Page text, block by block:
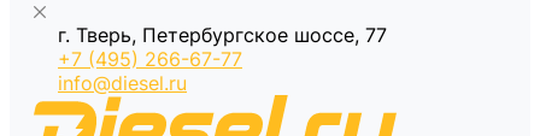
г. Тверь, Петербургское шоссе, 77
+7 (495) 266-67-77
info@diesel.ru